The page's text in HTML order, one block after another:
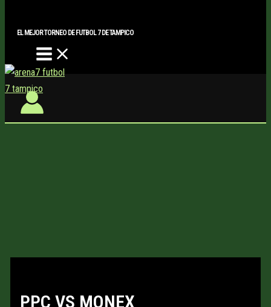
EL MEJOR TORNEO DE FUTBOL 7 DE TAMPICO
PPC VS MONEX